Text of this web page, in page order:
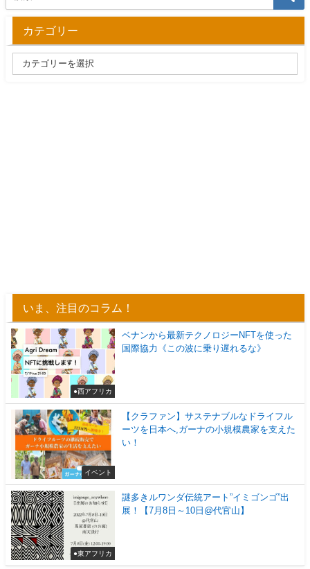
カテゴリー
いま、注目のコラム！
●西アフリカ
ベナンから最新テクノロジーNFTを使った
国際協力《この波に乗り遅れるな》
イベント
【クラファン】サステナブルなドライフル
ーツを日本へ,ガーナの小規模農家を支えた
い！
●東アフリカ
謎多きルワンダ伝統アート”イミゴンゴ”出
展！【7月8日～10日@代官山】